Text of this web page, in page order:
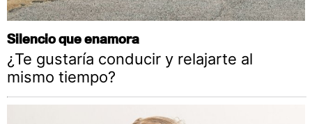
Silencio que enamora
¿Te gustaría conducir y relajarte al
mismo tiempo?